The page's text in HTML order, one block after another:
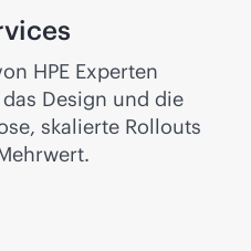
HPE Experten
Design und die
skalierte Rollouts